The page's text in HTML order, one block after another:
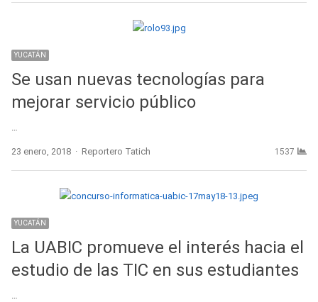
YUCATÁN
Se usan nuevas tecnologías para
mejorar servicio público
23 enero, 2018 Author
Reportero Tatich 1537
YUCATÁN
La UABIC promueve el interés hacia el
estudio de las TIC en sus estudiantes
…